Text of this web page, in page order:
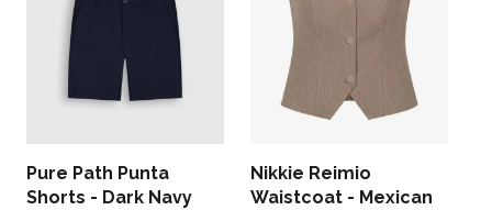
Pure Path Punta
Shorts - Dark Navy
Nikkie Reimio
Waistcoat - Mexican